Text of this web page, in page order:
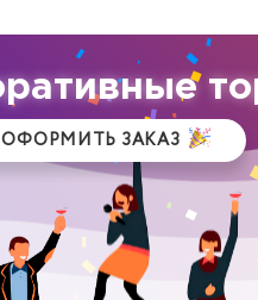
ОФОРМИТЬ ЗАКАЗ